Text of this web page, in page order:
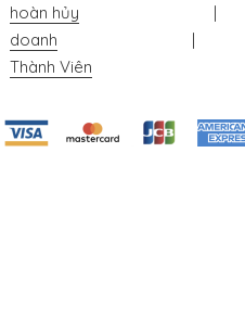
hoàn hủy
|
doanh
|
Thành Viên